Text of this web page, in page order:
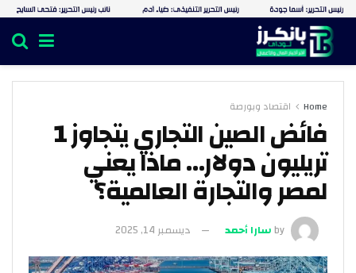
Home اقتصاد وبورصة
فائض الصين التجاري يتجاوز 1
تريليون دولار… ماذا يعني
لمصر والتجارة العالمية؟
byسارا أحمد ديسمبر 14, 2025